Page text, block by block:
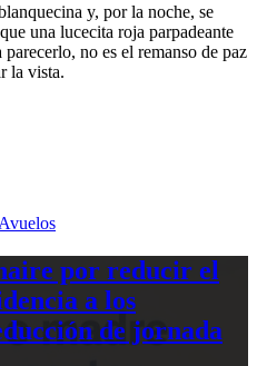
y, por la noche, se
una lucecita roja parpadeante
no es el remanso de paz
la vista.
vuelos
por reducir el
a los
de jornada